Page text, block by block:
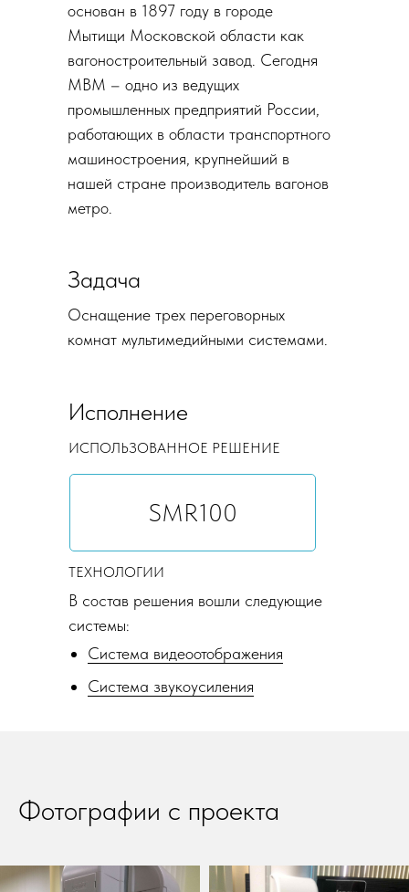
основан в 1897 году в городе
Мытищи Московской области как
вагоностроительный завод. Сегодня
МВМ – одно из ведущих
промышленных предприятий России,
работающих в области транспортного
машиностроения, крупнейший в
нашей стране производитель вагонов
метро.
Задача
Оснащение трех переговорных
комнат мультимедийными системами.
Исполнение
ИСПОЛЬЗОВАННОЕ РЕШЕНИЕ
ТЕХНОЛОГИИ
Система видеоотображения
Система звукоусиления
В состав решения вошли следующие
системы:
SMR100
Фотографии с проекта